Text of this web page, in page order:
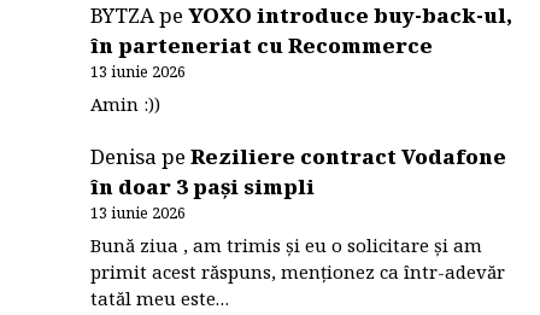
BYTZApeYOXO introduce buy-back-ul,
în parteneriat cu Recommerce
13 iunie 2026
Amin :))
DenisapeReziliere contract Vodafone
în doar 3 pași simpli
13 iunie 2026
Bună ziua , am trimis și eu o solicitare și am
primit acest răspuns, menționez ca într-adevăr
tatăl meu este…